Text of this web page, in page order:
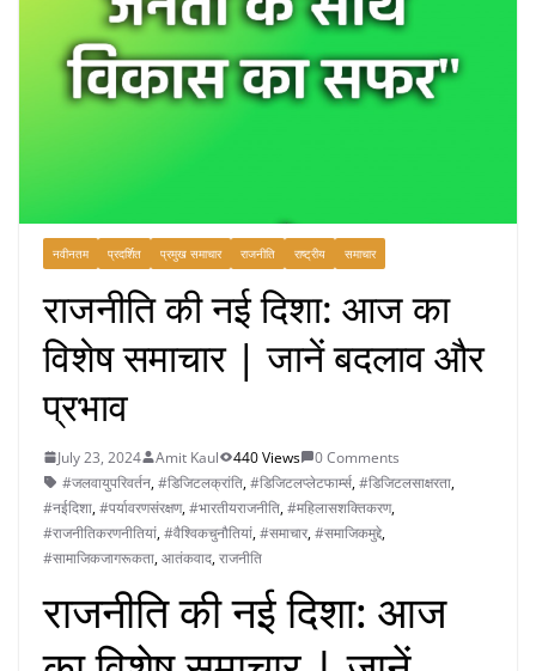
नवीनतम प्रदर्शित प्रमुख समाचार राजनीति राष्ट्रीय समाचार
राजनीति की नई दिशा: आज का
विशेष समाचार | जानें बदलाव और
प्रभाव
July 23, 2024 Amit Kaul 440 Views
0 Comments
#जलवायुपरिवर्तन,#डिजिटलक्रांति,#डिजिटलप्लेटफार्म्स,#डिजिटलसाक्षरता,
#नईदिशा,#पर्यावरणसंरक्षण,#भारतीयराजनीति,#महिलासशक्तिकरण,
#राजनीतिकरणनीतियां,#वैश्विकचुनौतियां,#समाचार,#समाजिकमुद्दे,
#सामाजिकजागरूकता,आतंकवाद,राजनीति
राजनीति की नई दिशा: आज